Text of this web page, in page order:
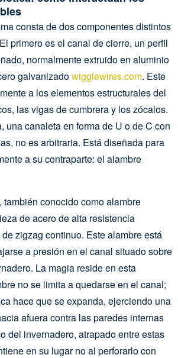
consta de dos componentes distintos
primero es el canal de cierre, un perfil
normalmente extruido en aluminio
galvanizadowigglewires.com. Este
a los elementos estructurales del
las vigas de cumbrera y los zócalos.
una canaleta en forma de U o de C con
no es arbitraria. Está diseñada para
a su contraparte: el alambre
también conocido como alambre
de acero de alta resistencia
zigzag continuo. Este alambre está
a presión en el canal situado sobre
La magia reside en esta
no se limita a quedarse en el canal;
hace que se expanda, ejerciendo una
afuera contra las paredes internas
del invernadero, atrapado entre estas
en su lugar no al perforarlo con